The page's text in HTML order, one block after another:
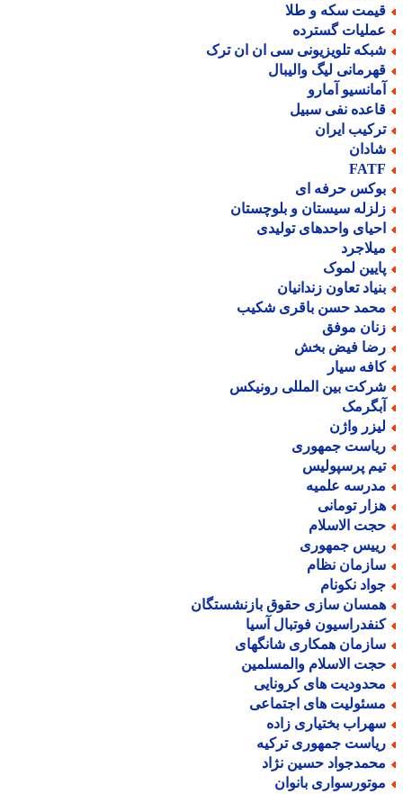
سکه و طلا
گسترده
تلویزیونی سی ان ان ترک
لیگ والیبال
آمارو
نفی سبیل
ایران
حرفه ای
سیستان و بلوچستان
واحدهای تولیدی
لموک
تعاون زندانیان
حسن باقری شکیب
موفق
فیض بخش
سیار
بین المللی رونیکس
واژن
جمهوری
پرسپولیس
علمیه
تومانی
الاسلام
جمهوری
نظام
نکونام
سازی حقوق بازنشستگان
فوتبال آسیا
همکاری شانگهای
الاسلام والمسلمین
های کرونایی
های اجتماعی
بختیاری زاده
جمهوری ترکیه
حسین نژاد
بانوان